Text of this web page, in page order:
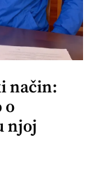
način:
o
njoj